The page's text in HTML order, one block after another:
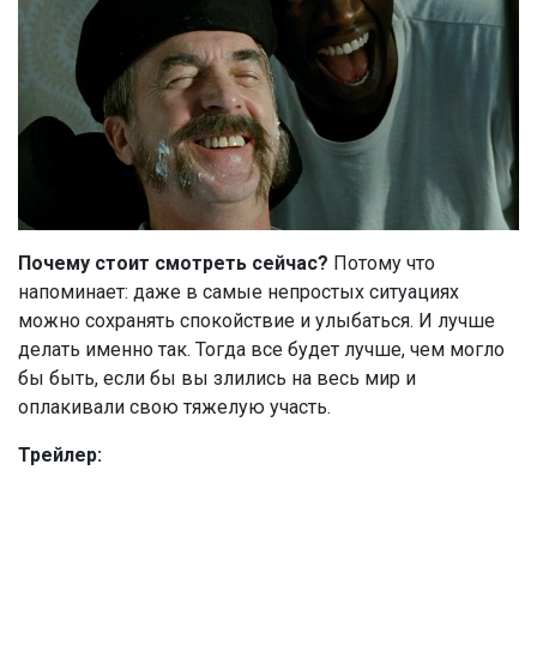
Почему стоит смотреть сейчас? Потому что
напоминает: даже в самые непростых ситуациях
можно сохранять спокойствие и улыбаться. И лучше
делать именно так. Тогда все будет лучше, чем могло
бы быть, если бы вы злились на весь мир и
оплакивали свою тяжелую участь.
Трейлер: